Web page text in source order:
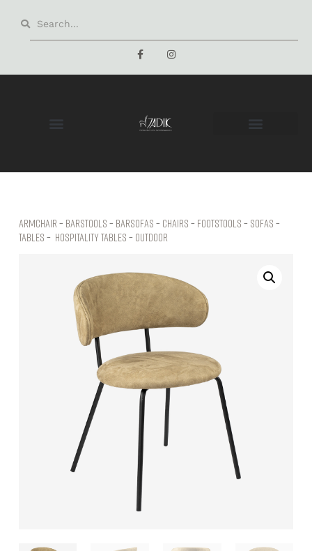
Armchair – Barstools – Barsofas – Chairs – Footstools – Sofas –
Tables – hospitality tables – Outdoor